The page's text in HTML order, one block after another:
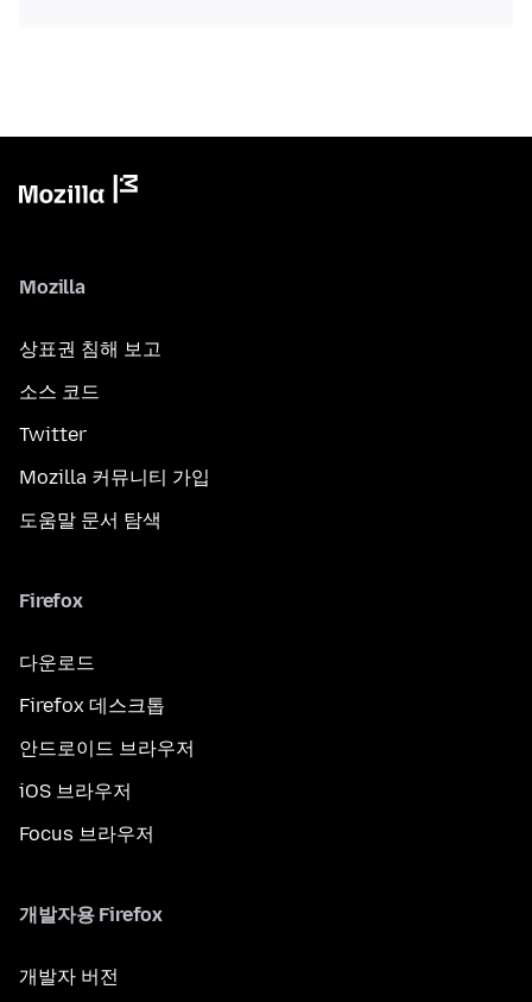
Mozilla
상표권 침해 보고
소스 코드
Twitter
Mozilla 커뮤니티 가입
도움말 문서 탐색
Firefox
다운로드
Firefox 데스크톱
안드로이드 브라우저
iOS 브라우저
Focus 브라우저
개발자용 Firefox
개발자 버전